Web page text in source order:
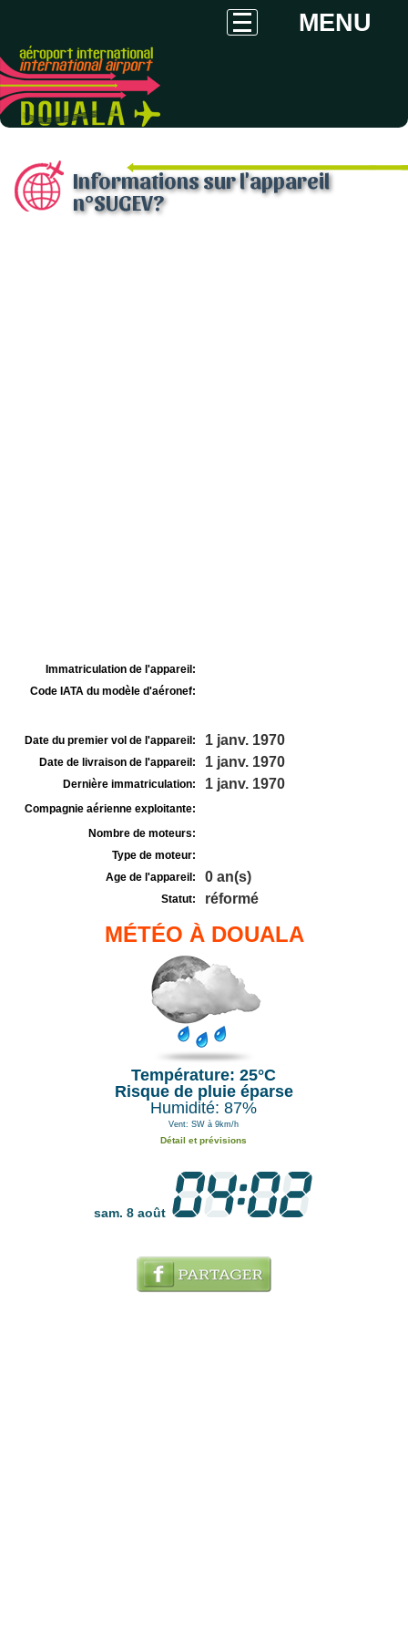
MENU
Informations sur l'appareil
n°SUGEV?
Immatriculation de l'appareil:
Code IATA du modèle d'aéronef:
Date du premier vol de l'appareil: 1 janv. 1970
Date de livraison de l'appareil: 1 janv. 1970
Dernière immatriculation: 1 janv. 1970
Compagnie aérienne exploitante:
Nombre de moteurs:
Type de moteur:
Age de l'appareil:
0 an(s)
Statut: réformé
MÉTÉO À DOUALA
Température: 25°C
Risque de pluie éparse
Humidité: 87%
Vent: SW à 9km/h
Détail et prévisions
sam. 8 août